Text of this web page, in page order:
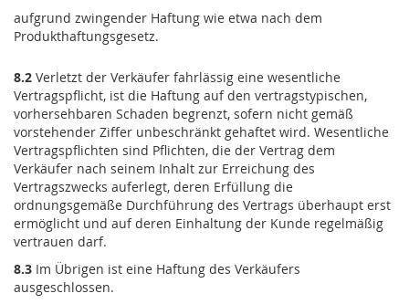
aufgrund zwingender Haftung wie etwa nach dem
Produkthaftungsgesetz.
8.2 Verletzt der Verkäufer fahrlässig eine wesentliche
Vertragspflicht, ist die Haftung auf den vertragstypischen,
vorhersehbaren Schaden begrenzt, sofern nicht gemäß
vorstehender Ziffer unbeschränkt gehaftet wird. Wesentliche
Vertragspflichten sind Pflichten, die der Vertrag dem
Verkäufer nach seinem Inhalt zur Erreichung des
Vertragszwecks auferlegt, deren Erfüllung die
ordnungsgemäße Durchführung des Vertrags überhaupt erst
ermöglicht und auf deren Einhaltung der Kunde regelmäßig
vertrauen darf.
8.3 Im Übrigen ist eine Haftung des Verkäufers
ausgeschlossen.